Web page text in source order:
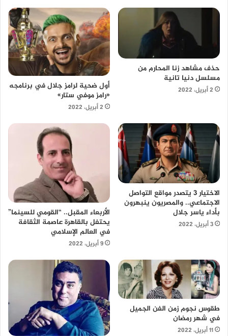
حذف مشاهد زنا المحارم من
مسلسل دنيا تانية
2 أبريل، 2022
أول ضحية لرامز جلال في برنامجه
«رامز موفي ستار»
2 أبريل، 2022
الاختيار 3 يتصدر مواقع التواصل
الاجتماعي.. والمصريون ينبهرون
بأداء ياسر جلال
3 أبريل، 2022
الأربعاء المقبل.. “القومي للسينما”
يحتفل بالقاهرة عاصمة الثقافة
في العالم الإسلامي
9 أبريل، 2022
طقوس نجوم زمن الفن الجميل
في شهر رمضان
11 أبريل، 2022